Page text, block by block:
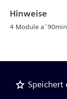
Hinweise
4 Module
Speichert